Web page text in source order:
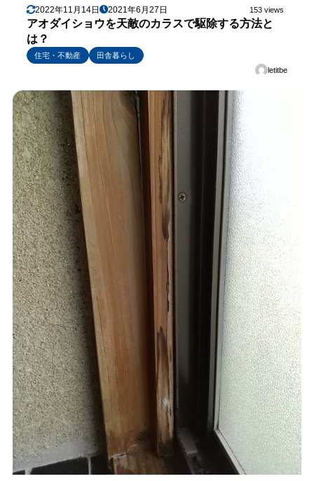
2022年11月14日 2021年6月27日 153 views
アオダイショウを天敵のカラスで駆除する方法と
は？
住宅・不動産
田舎暮らし
letitbe